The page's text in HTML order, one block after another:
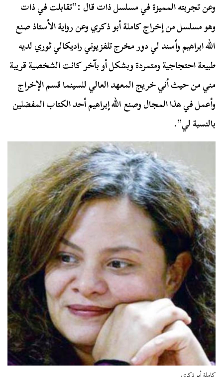
وعن تجربته المميزة في مسلسل ذات قال :”تقابلت في ذات
وهو مسلسل من إخراج كاملة أبو ذكري وعن رواية الأستاذ صنع
الله ابراهيم وأسند لي دور مخرج تلفزيوني راديكالي ثوري لديه
طبيعة احتجاجية ومتمردة وبشكل أو بآخر كانت الشخصية قريبة
مني من حيث أني خريج المعهد العالي للسينما قسم الإخراج
وأعمل في هذا المجال وصنع الله إبراهيم أحد الكتاب المفضلين
بالنسبة لي”.